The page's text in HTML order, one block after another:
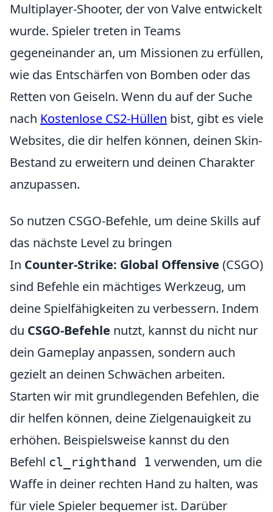
Multiplayer-Shooter, der von Valve entwickelt
wurde. Spieler treten in Teams
gegeneinander an, um Missionen zu erfüllen,
wie das Entschärfen von Bomben oder das
Retten von Geiseln. Wenn du auf der Suche
nach Kostenlose CS2-Hüllen bist, gibt es viele
Websites, die dir helfen können, deinen Skin-
Bestand zu erweitern und deinen Charakter
anzupassen.
So nutzen CSGO-Befehle, um deine Skills auf
das nächste Level zu bringen
In Counter-Strike: Global Offensive (CSGO)
sind Befehle ein mächtiges Werkzeug, um
deine Spielfähigkeiten zu verbessern. Indem
du CSGO-Befehle nutzt, kannst du nicht nur
dein Gameplay anpassen, sondern auch
gezielt an deinen Schwächen arbeiten.
Starten wir mit grundlegenden Befehlen, die
dir helfen können, deine Zielgenauigkeit zu
erhöhen. Beispielsweise kannst du den
Befehl cl_righthand 1 verwenden, um die
Waffe in deiner rechten Hand zu halten, was
für viele Spieler bequemer ist. Darüber